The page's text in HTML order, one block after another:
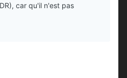
car qu'il n'est pas